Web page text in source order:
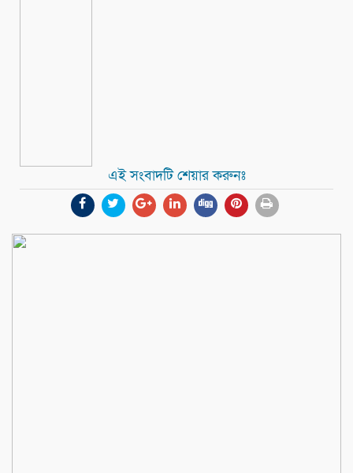
এই সংবাদটি শেয়ার করুনঃ